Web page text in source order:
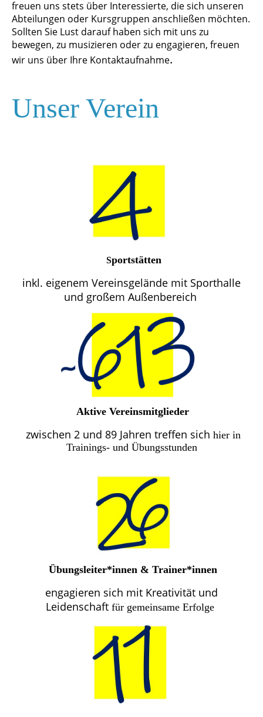
freuen uns stets über Interessierte, die sich unseren
Abteilungen oder Kursgruppen anschließen möchten.
Sollten Sie Lust darauf haben sich mit uns zu
bewegen, zu musizieren oder zu engagieren, freuen
wir uns über Ihre Kontaktaufnahme.
Unser Verein
Sportstätten
inkl. eigenem Vereinsgelände mit Sporthalle
und großem Außenbereich
Aktive Vereinsmitglieder
zwischen 2 und 89 Jahren treffen sich hier in
Trainings- und Übungsstunden
Übungsleiter*innen & Trainer*innen
engagieren sich mit Kreativität und
Leidenschaft für gemeinsame Erfolge